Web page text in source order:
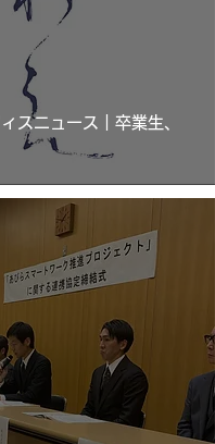
スニュース｜卒業生、